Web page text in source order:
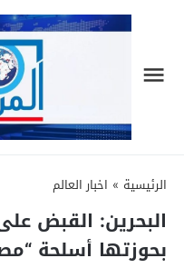
الرئيسية » اخبار العالم
البحرين: القبض
بحوزتها أسلحة